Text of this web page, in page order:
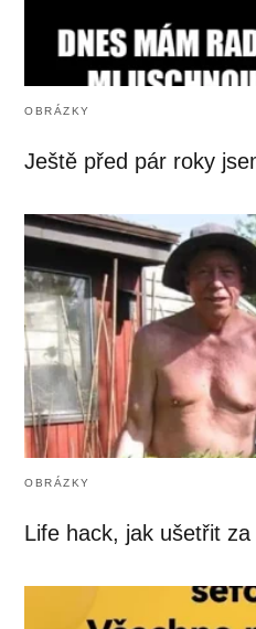
OBRÁZKY
Ještě před pár roky
OBRÁZKY
Life hack, jak ušetřit